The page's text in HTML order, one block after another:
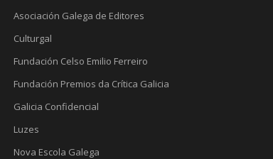
Asociación Galega de Editores
Culturgal
Fundación Celso Emilio Ferreiro
Fundación Premios da Crítica Galicia
Galicia Confidencial
Luzes
Nova Escola Galega